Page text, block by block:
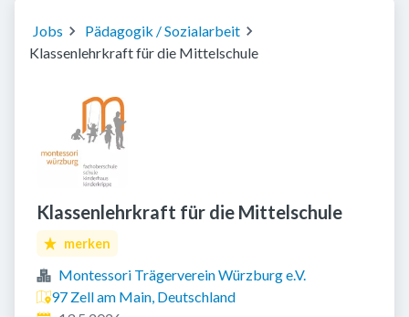
Jobs
Pädagogik / Sozialarbeit
Klassenlehrkraft für die Mittelschule
Klassenlehrkraft für die Mittelschule
merken
Montessori Trägerverein Würzburg e.V.
97 Zell am Main, Deutschland